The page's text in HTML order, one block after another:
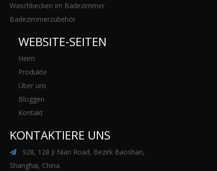
Waschbecken im Badezimmer
Badezimmerzubehör
WEBSITE-SEITEN
Heim
Produkte
Über uns
Bloggen
Kontakt
KONTAKTIERE UNS

928, 128 Ji Nian Road, Bezirk Baoshan,
Shanghai, China.